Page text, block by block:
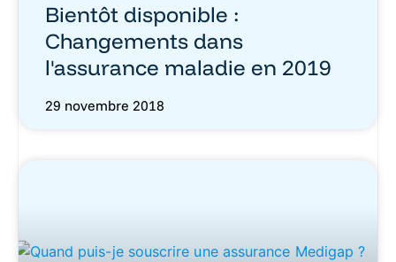
Bientôt disponible :
Changements dans
l'assurance maladie en 2019
29 novembre 2018